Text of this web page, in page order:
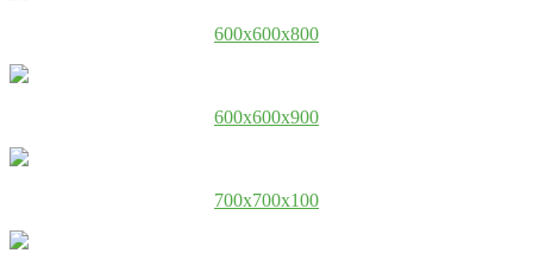
600x600x800
600x600x900
700x700x100